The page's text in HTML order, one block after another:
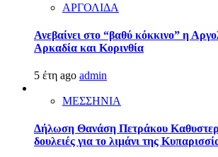
ΑΡΓΟΛΙΔΑ
Ανεβαίνει στο “βαθύ κόκκινο” η
Αρκαδία και Κορινθία
5 έτη ago admin
ΜΕΣΣΗΝΙΑ
Δήλωση Θανάση Πετράκου
δουλειές για το λιμάνι της